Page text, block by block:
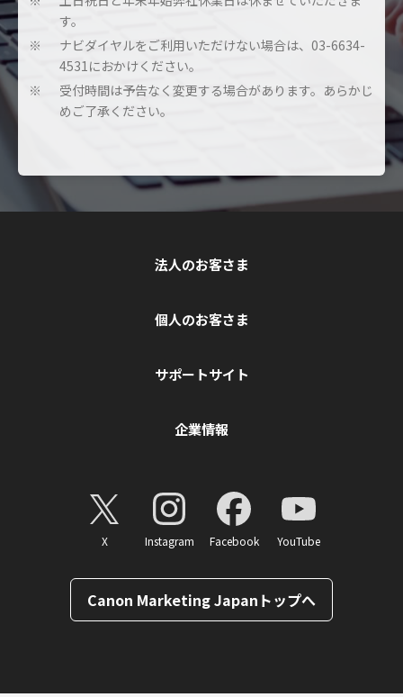
す。
※
ナビダイヤルをご利用いただけない場合は、03-6634-
4531におかけください。
※
受付時間は予告なく変更する場合があります。あらかじ
めご了承ください。
法人のお客さま
個人のお客さま
サポートサイト
企業情報
X Instagram Facebook YouTube
Canon Marketing Japanトップへ